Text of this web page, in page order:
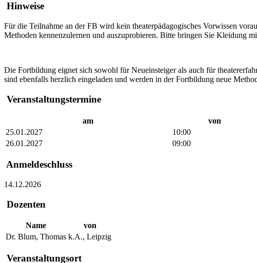
Hinweise
Für die Teilnahme an der FB wird kein theaterpädagogisches Vorwissen
Methoden kennenzulernen und auszuprobieren. Bitte bringen Sie Kleidung
Die Fortbildung eignet sich sowohl für Neueinsteiger als auch für
sind ebenfalls herzlich eingeladen und werden in der Fortbildung neue
Veranstaltungstermine
am von
25.01.2027
10:00
26.01.2027
09:00
Anmeldeschluss
14.12.2026
Dozenten
Name
von
Dr. Blum, Thomas k.A., Leipzig
Veranstaltungsort